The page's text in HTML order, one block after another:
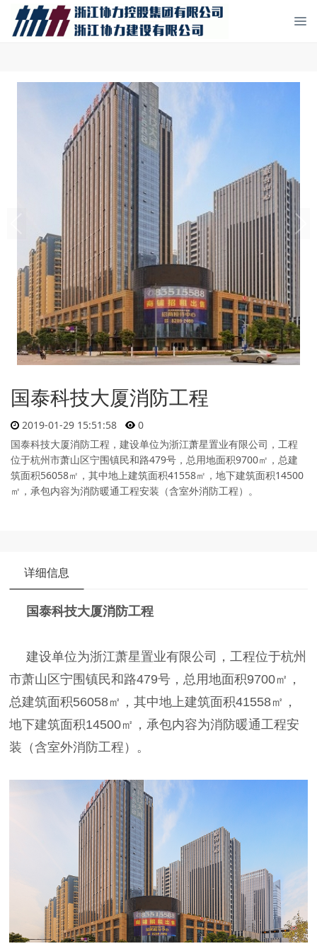
国泰科技大厦消防工程
2019-01-29 15:51:58
0
国泰科技大厦消防工程，建设单位为浙江萧星置业有限公司，工程
位于杭州市萧山区宁围镇民和路479号，总用地面积9700㎡，总建
筑面积56058㎡，其中地上建筑面积41558㎡，地下建筑面积14500
㎡，承包内容为消防暖通工程安装（含室外消防工程）。
详细信息
国泰科技大厦消防工程
建设单位为浙江萧星置业有限公司，工程位于杭州
市萧山区宁围镇民和路479号，总用地面积9700㎡，
总建筑面积56058㎡，其中地上建筑面积41558㎡，
地下建筑面积14500㎡，承包内容为消防暖通工程安
装（含室外消防工程）。